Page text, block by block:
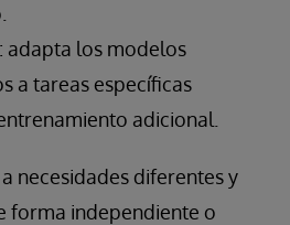
: adapta los modelos
a tareas específicas
adicional.
necesidades diferentes y
forma independiente o